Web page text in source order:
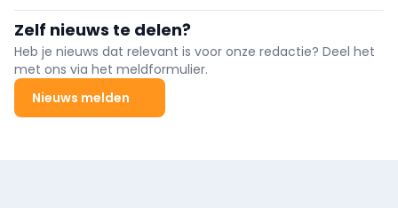
kans om de nieuwste innovaties te ontdekken, je netwerk uit te
breiden en praktijkgerichte kennis op te doen.
Zelf nieuws te delen?
Heb je nieuws dat relevant is voor onze redactie? Deel het
met ons via het meldformulier.
Nieuws melden